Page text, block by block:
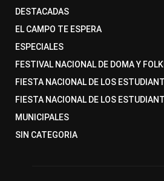
DESTACADAS
EL CAMPO TE ESPERA
ESPECIALES
FESTIVAL NACIONAL DE DOMA Y
FIESTA NACIONAL DE LOS
FIESTA NACIONAL DE LOS
MUNICIPALES
SIN CATEGORIA